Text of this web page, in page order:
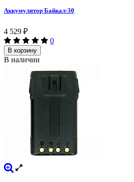
Аккумулятор Байкал-30
4 529 ₽
0
В корзину
В наличии